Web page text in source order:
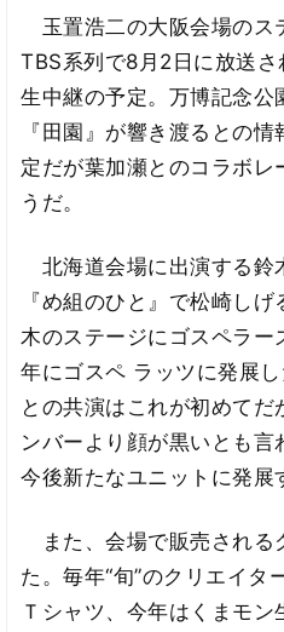
玉置浩二の大阪会場のス
TBS系列で8月2日に放送
生中継の予定。万博記念公
『田園』が響き渡るとの
定だが葉加瀬とのコラボレ
うだ。
北海道会場に出演する鈴
『め組のひと』で松崎し
木のステージにゴスペラー
年にゴスペ ラッツに発展
との共演はこれが初めてだ
ンバーより顔が黒いとも言
今後新たなユニットに発展
また、会場で販売される
た。毎年“旬”のクリエイタ
Ｔシャツ、今年はくまモ